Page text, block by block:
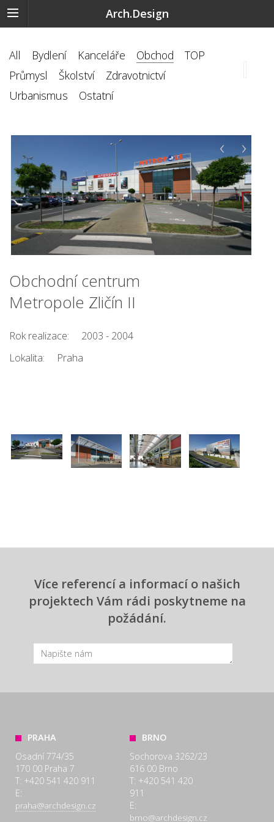
Arch.Design
All Bydlení Kanceláře Obchod
TOP
Průmysl
Školství
Zdravotnictví
Urbanismus
Ostatní
‹ ›
Obchodní centrum
Metropole Zličín II
Rok realizace:
2003 - 2004
Lokalita:
Praha
Více referencí a informací o našich
projektech Vám rádi poskytneme na
požádání.
PRAHA
Osadní 774/35
170 00 Praha 7
T: +420 541 420 911
E:
praha@archdesign.cz
BRNO
Sochorova 3262/23
616 00 Brno
T: +420 541 420
911
E:
brno@archdesign.cz